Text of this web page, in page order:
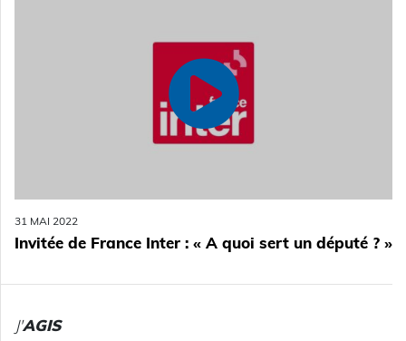
31 MAI 2022
Invitée de France Inter : « A quoi sert un député ? »
J'AGIS